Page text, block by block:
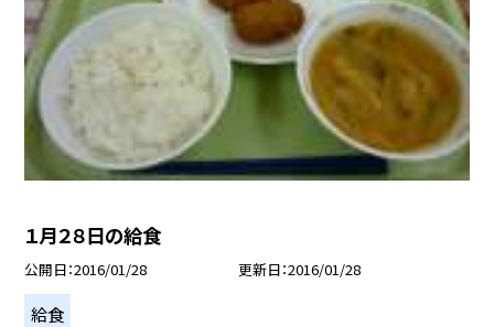
１月２８日の給食
公開日 2016/01/28 更新日 2016/01/28
給食